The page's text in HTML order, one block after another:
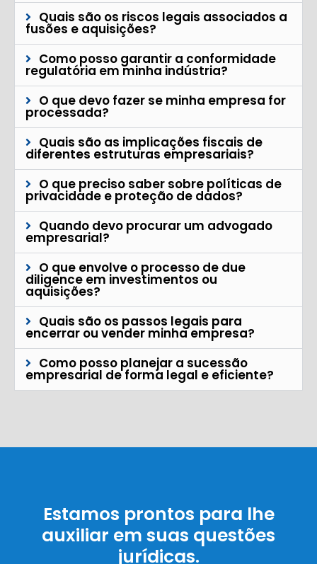
Quais são os riscos legais associados a
fusões e aquisições?
Como posso garantir a conformidade
regulatória em minha indústria?
O que devo fazer se minha empresa for
processada?
Quais são as implicações fiscais de
diferentes estruturas empresariais?
O que preciso saber sobre políticas de
privacidade e proteção de dados?
Quando devo procurar um advogado
empresarial?
O que envolve o processo de due
diligence em investimentos ou
aquisições?
Quais são os passos legais para
encerrar ou vender minha empresa?
Como posso planejar a sucessão
empresarial de forma legal e eficiente?
Estamos prontos para lhe
auxiliar em suas questões
jurídicas.